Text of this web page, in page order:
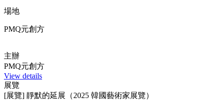
場地
PMQ元創方
主辦
PMQ元創方
View details
展覽
[展覽] 靜默的延展（2025 韓國藝術家展覽）